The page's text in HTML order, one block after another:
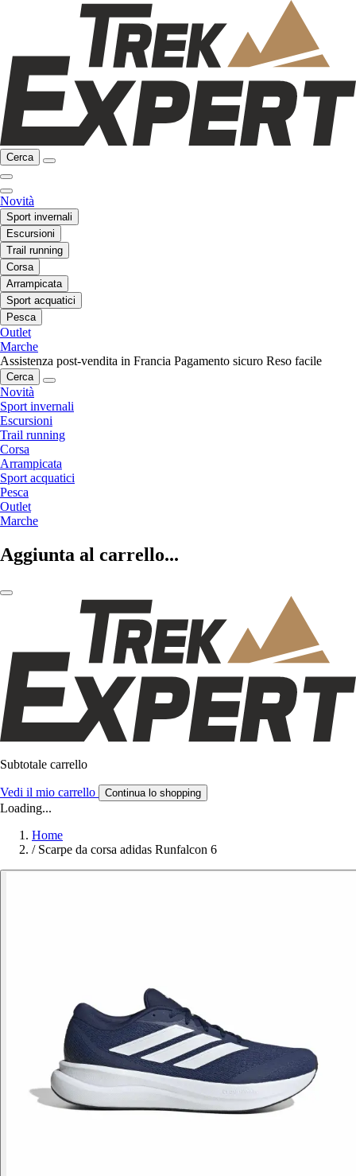
Cerca
Novità
Sport invernali
Escursioni
Trail running
Corsa
Arrampicata
Sport acquatici
Pesca
Outlet
Marche
Assistenza post-vendita in Francia Pagamento sicuro Reso facile
Cerca
Novità
Sport invernali
Escursioni
Trail running
Corsa
Arrampicata
Sport acquatici
Pesca
Outlet
Marche
Aggiunta al carrello...
Subtotale carrello
Vedi il mio carrello Continua lo shopping
Loading...
Home
/ Scarpe da corsa adidas Runfalcon 6